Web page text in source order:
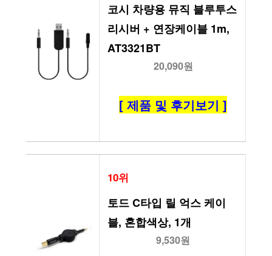
코시 차량용 뮤직 블루투스
리시버 + 연장케이블 1m,
AT3321BT
20,090원
[ 제품 및 후기보기 ]
10위
토드 C타입 릴 억스 케이
블, 혼합색상, 1개
9,530원